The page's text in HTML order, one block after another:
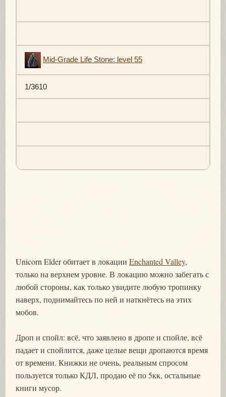
Mid-Grade Life Stone: level 55
1/3610
Unicorn Elder обитает в локации Enchanted Valley,
только на верхнем уровне. В локацию можно забегать с
любой стороны, как только увидите любую тропинку
наверх, поднимайтесь по ней и наткнётесь на этих
мобов.
Дроп и спойл: всё, что заявлено в дропе и спойле, всё
падает и спойлится, даже целые вещи дропаются время
от времени. Книжки не очень, реальным спросом
пользуется только КДЛ, продаю её по 5кк, остальные
книги мусор.